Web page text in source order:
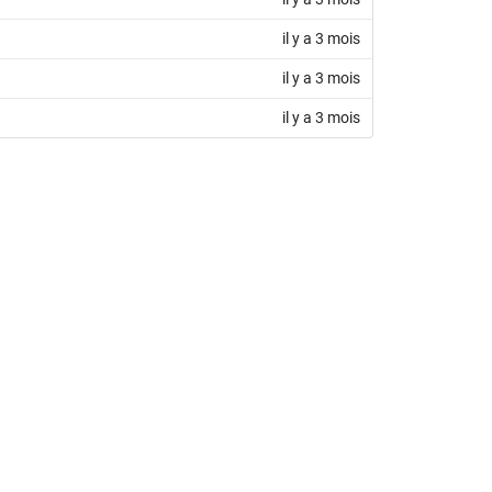
il y a 3 mois
il y a 3 mois
il y a 3 mois